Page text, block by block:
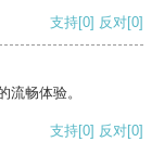
支持[0] 反对[0]
流畅体验。
支持[0] 反对[0]